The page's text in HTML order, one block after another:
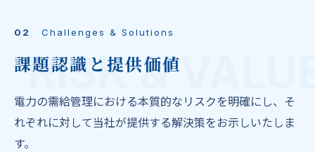
RISK &
02 Challenges & Solutions
課題認識と提供価値
電力の需給管理における本質的なリスクを明確にし、そ
れぞれに対して当社が提供する解決策をお示しいたしま
す。